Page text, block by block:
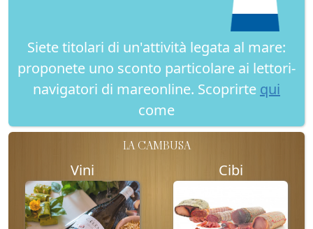
Siete titolari di un'attività legata al mare:
proponete uno sconto particolare ai lettori-
navigatori di mareonline. Scoprirte qui
come
LA CAMBUSA
Vini Cibi